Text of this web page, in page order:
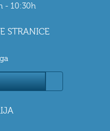
- 10:30h
STRANICE